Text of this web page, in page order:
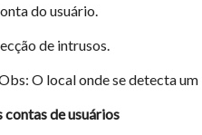
do usuário.
de intrusos.
O local onde se detecta
contas de usuários